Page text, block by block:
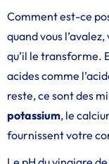
Comment est-ce
quand vous
qu’il le transforme.
acides comme
reste, ce sont des
potassium, le
fournissent votre